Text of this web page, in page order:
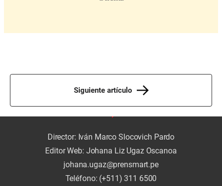
Siguiente artículo
Director: Iván Marco Slocovich Pardo
Editor Web: Johana Liz Ugaz Oscanoa
johana.ugaz@prensmart.pe
Teléfono: (+511) 311 6500